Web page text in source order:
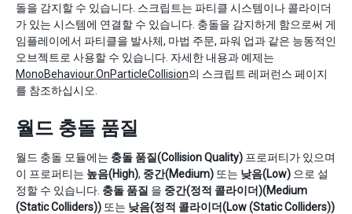
돌을 감지할 수 있습니다. 스크립트는 파티클 시스템이나 콜라이더
가 있는 시스템에 연결할 수 있습니다. 충돌을 감지하게 함으로써 게
임플레이에서 파티클을 발사체, 마법 주문, 파워 업과 같은 능동적인
오브젝트로 사용할 수 있습니다. 자세한 내용과 예제는
MonoBehaviour.OnParticleCollision의 스크립트 레퍼런스 페이지
를 참조하십시오.
월드 충돌 품질
월드 충돌 모듈에는 충돌 품질(Collision Quality) 프로퍼티가 있으며
이 프로퍼티는 높음(High), 중간(Medium) 또는 낮음(Low) 으로 설
정할 수 있습니다. 충돌 품질 을 중간(정적 콜라이더)(Medium
(Static Colliders)) 또는 낮음(정적 콜라이더(Low (Static Colliders))